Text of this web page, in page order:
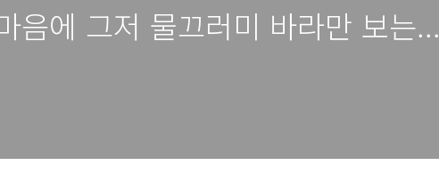
음에 그저 물끄러미 바라만 보는...